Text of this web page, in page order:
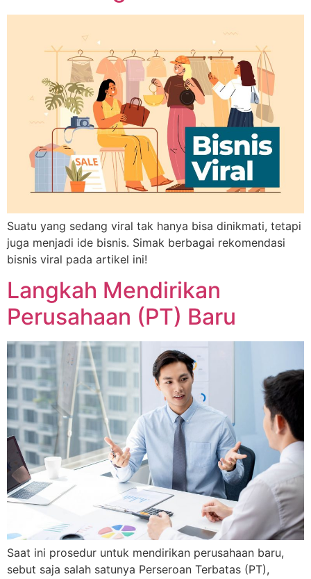
Suatu yang sedang viral tak hanya bisa dinikmati, tetapi
juga menjadi ide bisnis. Simak berbagai rekomendasi
bisnis viral pada artikel ini!
Langkah Mendirikan
Perusahaan (PT) Baru
Saat ini prosedur untuk mendirikan perusahaan baru,
sebut saja salah satunya Perseroan Terbatas (PT),